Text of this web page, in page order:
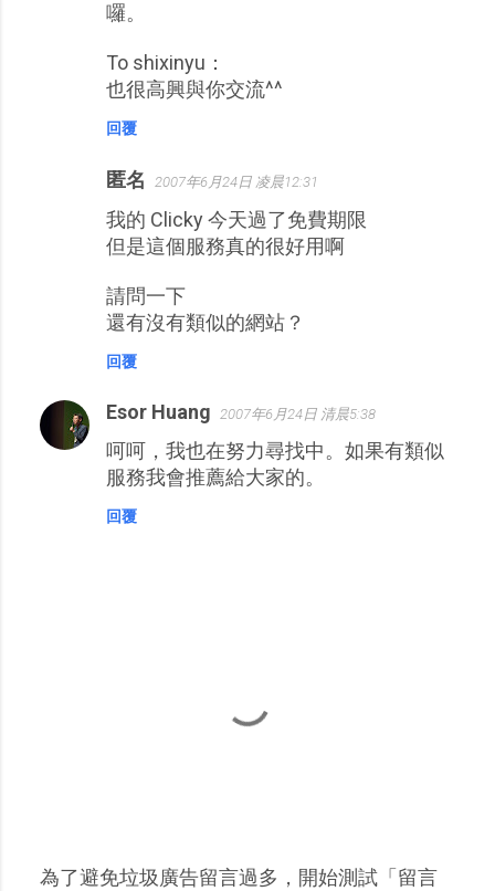
囉。
To shixinyu：
也很高興與你交流^^
回覆
匿名 2007年6月24日 凌晨12:31
我的 Clicky 今天過了免費期限
但是這個服務真的很好用啊
請問一下
還有沒有類似的網站？
回覆
Esor Huang 2007年6月24日 清晨5:38
呵呵，我也在努力尋找中。如果有類似
服務我會推薦給大家的。
回覆
為了避免垃圾廣告留言過多，開始測試「留言